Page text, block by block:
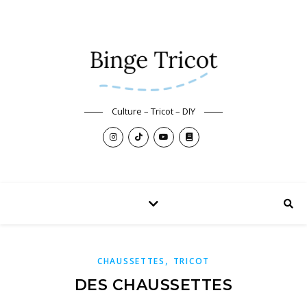
Culture – Tricot – DIY
CHAUSSETTES , TRICOT
DES CHAUSSETTES